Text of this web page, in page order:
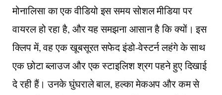
मोनालिसा का एक वीडियो इस समय सोशल मीडिया पर
वायरल हो रहा है, और यह समझना आसान है कि क्यों। इस
क्लिप में, वह एक खूबसूरत सफेद इंडो-वेस्टर्न लहंगे के साथ
एक छोटा ब्लाउज और एक स्टाइलिश श्रग पहने हुए दिखाई
दे रही हैं। उनके घुंघराले बाल, हल्का मेकअप और कम से